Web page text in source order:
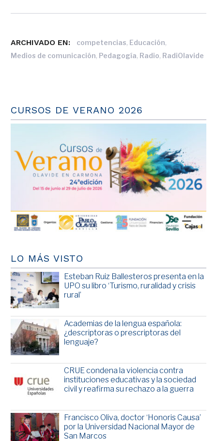
ARCHIVADO EN: competencias, Educación,
Medios de comunicación, Pedagogía, Radio, RadiOlavide
CURSOS DE VERANO 2026
LO MÁS VISTO
Esteban Ruiz Ballesteros presenta en la
UPO su libro ‘Turismo, ruralidad y crisis
rural’
Academias de la lengua española:
¿descriptoras o prescriptoras del
lenguaje?
CRUE condena la violencia contra
instituciones educativas y la sociedad
civil y reafirma su rechazo a la guerra
Francisco Oliva, doctor ‘Honoris Causa’
por la Universidad Nacional Mayor de
San Marcos